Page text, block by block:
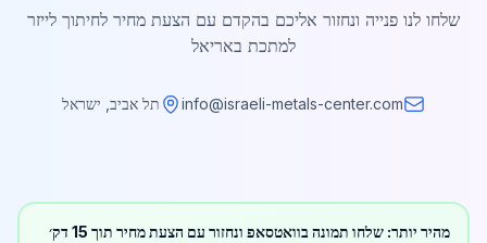
שלחו לנו פנייה ונחזור אליכם בהקדם עם הצעת מחיר לחיתוך לייזר
למתכת באריאל
info@israeli-metals-center.com תל אביב, ישראל
מהיר יותר: שלחו תמונה בוואטסאפ ונחזור עם הצעת מחיר תוך 15 דק׳